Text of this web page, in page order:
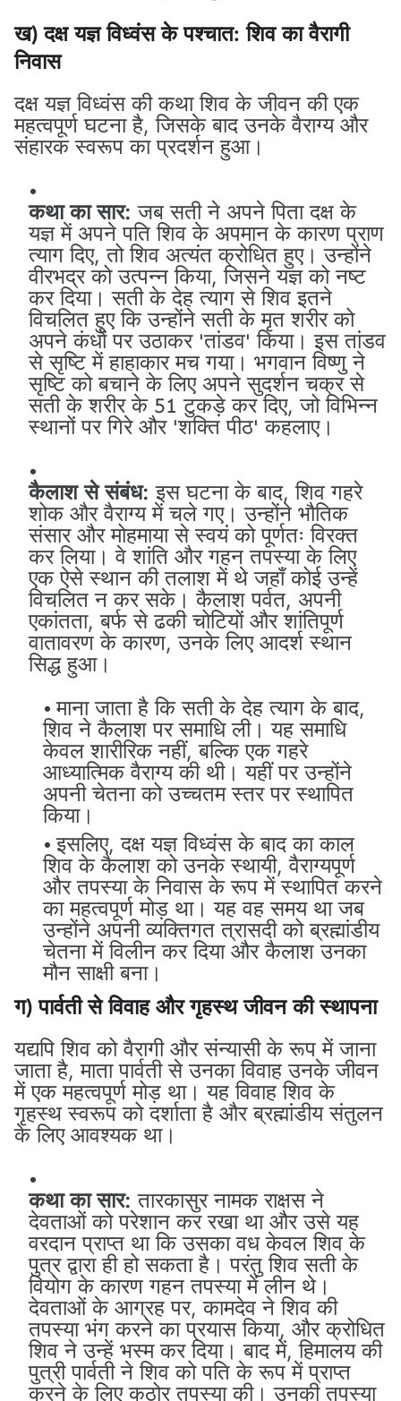
ख) दक्ष यज्ञ विध्वंस के पश्चात: शिव का वैरागी
निवास
दक्ष यज्ञ विध्वंस की कथा शिव के जीवन की एक
महत्वपूर्ण घटना है, जिसके बाद उनके वैराग्य और
संहारक स्वरूप का प्रदर्शन हुआ।
कथा का सार: जब सती ने अपने पिता दक्ष के
यज्ञ में अपने पति शिव के अपमान के कारण प्राण
त्याग दिए, तो शिव अत्यंत क्रोधित हुए। उन्होंने
वीरभद्र को उत्पन्न किया, जिसने यज्ञ को नष्ट
कर दिया। सती के देह त्याग से शिव इतने
विचलित हुए कि उन्होंने सती के मृत शरीर को
अपने कंधों पर उठाकर 'तांडव' किया। इस तांडव
से सृष्टि में हाहाकार मच गया। भगवान विष्णु ने
सृष्टि को बचाने के लिए अपने सुदर्शन चक्र से
सती के शरीर के 51 टुकड़े कर दिए, जो विभिन्न
स्थानों पर गिरे और 'शक्ति पीठ' कहलाए।
कैलाश से संबंध: इस घटना के बाद, शिव गहरे
शोक और वैराग्य में चले गए। उन्होंने भौतिक
संसार और मोहमाया से स्वयं को पूर्णतः विरक्त
कर लिया। वे शांति और गहन तपस्या के लिए
एक ऐसे स्थान की तलाश में थे जहाँ कोई उन्हें
विचलित न कर सके। कैलाश पर्वत, अपनी
एकांतता, बर्फ से ढकी चोटियों और शांतिपूर्ण
वातावरण के कारण, उनके लिए आदर्श स्थान
सिद्ध हुआ।
माना जाता है कि सती के देह त्याग के बाद,
शिव ने कैलाश पर समाधि ली। यह समाधि
केवल शारीरिक नहीं, बल्कि एक गहरे
आध्यात्मिक वैराग्य की थी। यहीं पर उन्होंने
अपनी चेतना को उच्चतम स्तर पर स्थापित
किया।
इसलिए, दक्ष यज्ञ विध्वंस के बाद का काल
शिव के कैलाश को उनके स्थायी, वैराग्यपूर्ण
और तपस्या के निवास के रूप में स्थापित करने
का महत्वपूर्ण मोड़ था। यह वह समय था जब
उन्होंने अपनी व्यक्तिगत त्रासदी को ब्रह्मांडीय
चेतना में विलीन कर दिया और कैलाश उनका
मौन साक्षी बना।
ग) पार्वती से विवाह और गृहस्थ जीवन की स्थापना
यद्यपि शिव को वैरागी और संन्यासी के रूप में जाना
जाता है, माता पार्वती से उनका विवाह उनके जीवन
में एक महत्वपूर्ण मोड़ था। यह विवाह शिव के
गृहस्थ स्वरूप को दर्शाता है और ब्रह्मांडीय संतुलन
के लिए आवश्यक था।
कथा का सार: तारकासुर नामक राक्षस ने
देवताओं को परेशान कर रखा था और उसे यह
वरदान प्राप्त था कि उसका वध केवल शिव के
पुत्र द्वारा ही हो सकता है। परंतु शिव सती के
वियोग के कारण गहन तपस्या में लीन थे।
देवताओं के आग्रह पर, कामदेव ने शिव की
तपस्या भंग करने का प्रयास किया, और क्रोधित
शिव ने उन्हें भस्म कर दिया। बाद में, हिमालय की
पुत्री पार्वती ने शिव को पति के रूप में प्राप्त
करने के लिए कठोर तपस्या की। उनकी तपस्या